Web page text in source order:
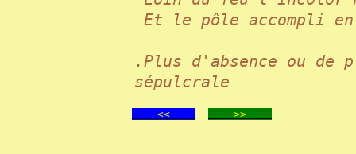
Et le pôle accompli
.Plus d'absence ou de
sépulcrale
<< >>